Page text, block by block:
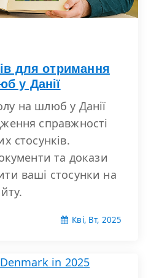
для отримання
у Данії
на шлюб у Данії
справжності
стосунків.
та докази
ваші стосунки на
Кві, Вт, 2025